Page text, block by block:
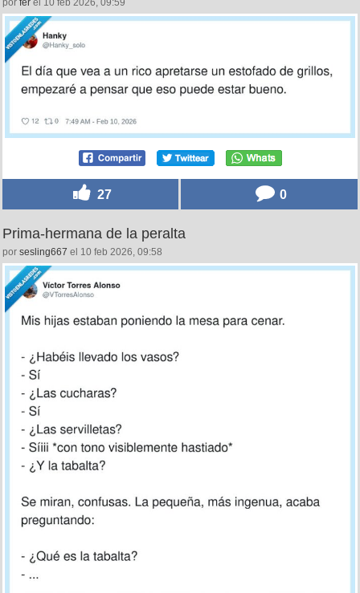
por fer el 10 feb 2026, 09:59
27 0
Prima-hermana de la peralta
por sesling667 el 10 feb 2026, 09:58